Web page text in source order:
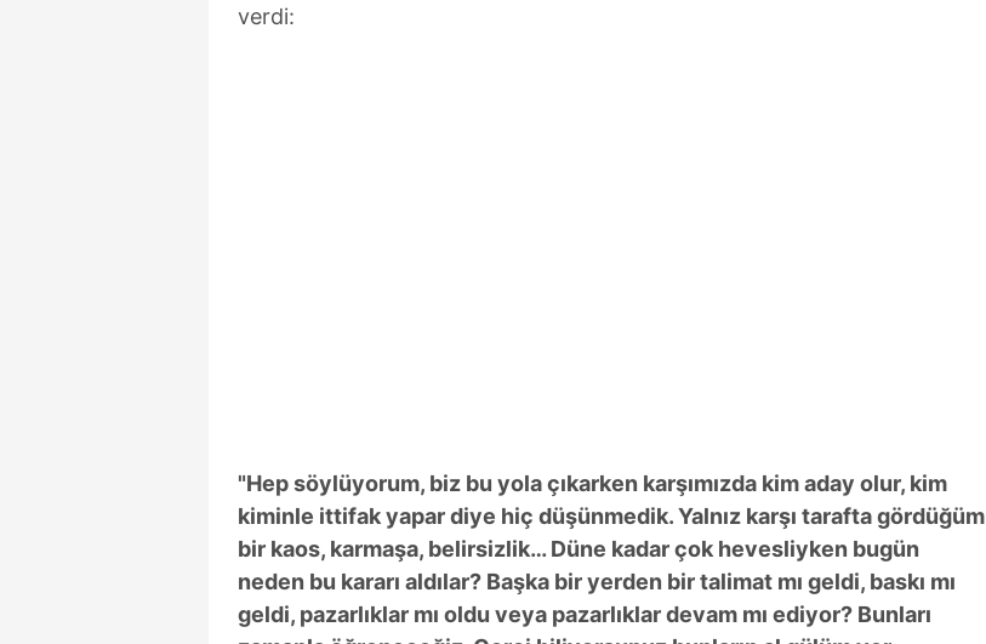
verdi:
"Hep söylüyorum, biz bu yola çıkarken karşımızda kim aday olur, kim
kiminle ittifak yapar diye hiç düşünmedik. Yalnız karşı tarafta gördüğüm
bir kaos, karmaşa, belirsizlik… Düne kadar çok hevesliyken bugün
neden bu kararı aldılar? Başka bir yerden bir talimat mı geldi, baskı mı
geldi, pazarlıklar mı oldu veya pazarlıklar devam mı ediyor? Bunları